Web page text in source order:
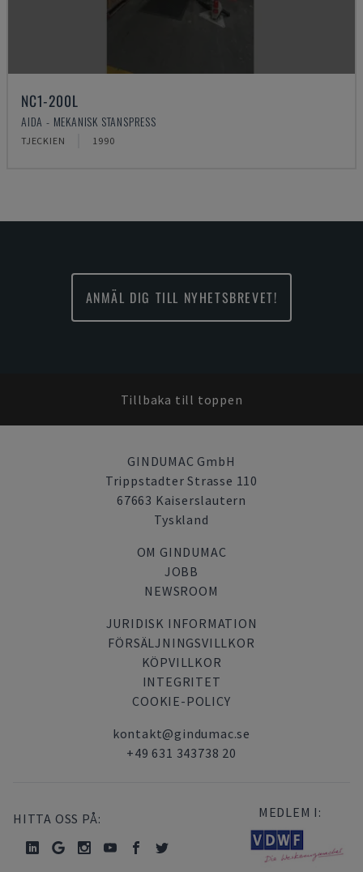
NC1-200L
AIDA - MEKANISK STANSPRESS
TJECKIEN 1990
ANMÄL DIG TILL NYHETSBREVET!
Tillbaka till toppen
GINDUMAC GmbH
Trippstadter Strasse 110
67663 Kaiserslautern
Tyskland
OM GINDUMAC
JOBB
NEWSROOM
JURIDISK INFORMATION
FÖRSÄLJNINGSVILLKOR
KÖPVILLKOR
INTEGRITET
COOKIE-POLICY
kontakt@gindumac.se
+49 631 343738 20
HITTA OSS PÅ: MEDLEM I: